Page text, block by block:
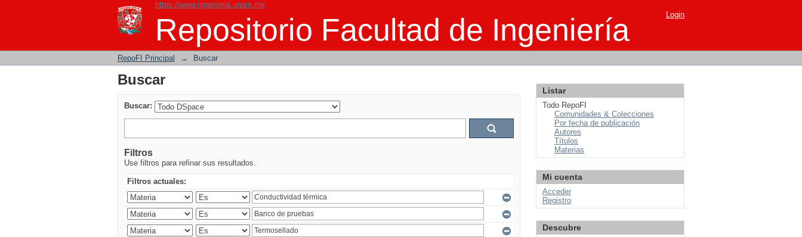
https://www.ingenieria.unam.mx
Repositorio Facultad de Ingeniería
Buscar Login
RepoFI Principal → Buscar
Buscar
Buscar:
Filtros
Use filtros para refinar sus resultados.
Filtros actuales:
Listar
Todo RepoFI
Comunidades & Colecciones
Por fecha de publicación
Autores
Títulos
Materias
Mi cuenta
Acceder
Registro
Descubre